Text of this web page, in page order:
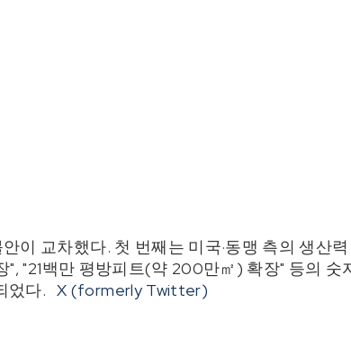
이 교차했다. 첫 번째는 미국·동맹 측의 생산
", "21백만 평방피트(약 200만㎡) 확장" 등의 숫
었다. X (formerly Twitter)